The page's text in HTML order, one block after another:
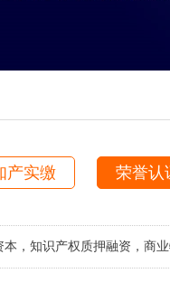
产实缴 荣誉认
，知识产权质押融资，商业